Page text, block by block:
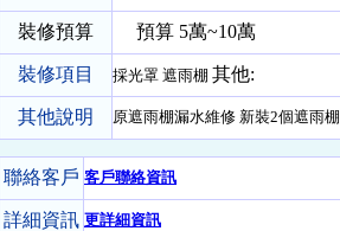
裝修預算 預算 5萬~10萬
裝修項目 採光罩 遮雨棚 其他:
其他說明 原遮雨棚漏水維修 新裝2個遮雨棚
聯絡客戶 客戶聯絡資訊
詳細資訊 更詳細資訊